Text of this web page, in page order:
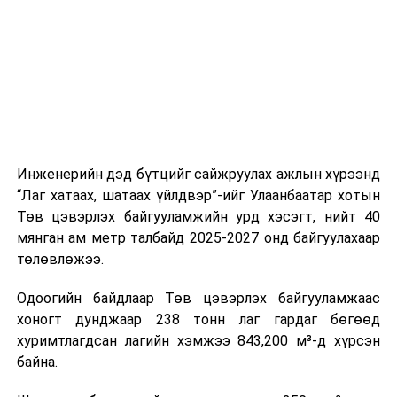
өдөр тутмын ажлын бэлэн байдлыг хангах зэрэг
практик ур чадварыг сургалтын хөтөлбөрт тусгажээ.
Сургалтыг танилцуулах лекц, асуулт-хариулт,
жишээнд суурилсан сургалт, багаар ажиллах дасгал,
танилцах, онцгой нөхцөлд ажиллах дадлага зэрэг
онол, практик хосолсон хэлбэрээр зохион байгуулж
байна.
Инженерийн дэд бүтцийг сайжруулах ажлын хүрээнд
“Лаг хатаах, шатаах үйлдвэр”-ийг Улаанбаатар хотын
Төв цэвэрлэх байгууламжийн урд хэсэгт, нийт 40
мянган ам метр талбайд 2025-2027 онд байгуулахаар
төлөвлөжээ.
Одоогийн байдлаар Төв цэвэрлэх байгууламжаас
хоногт дунджаар 238 тонн лаг гардаг бөгөөд
хуримтлагдсан лагийн хэмжээ 843,200 м³-д хүрсэн
байна.